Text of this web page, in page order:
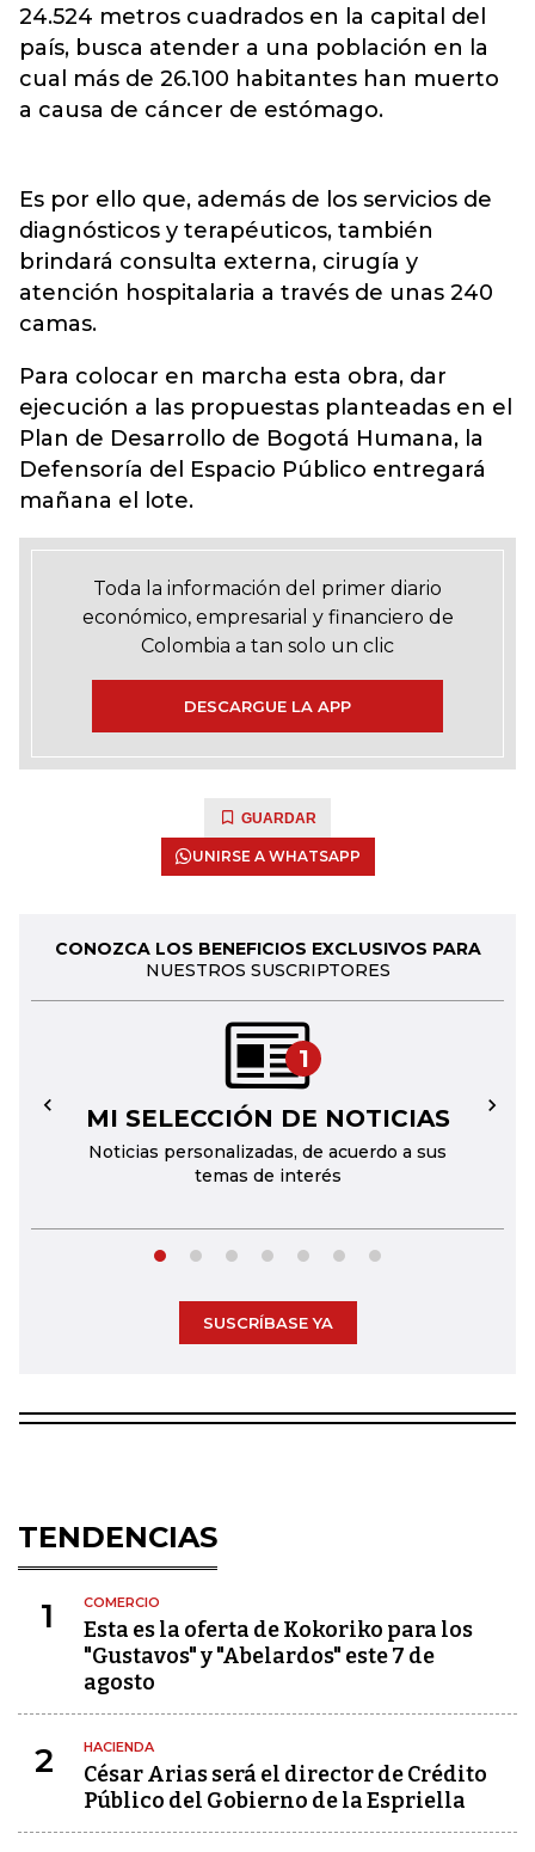
24.524 metros cuadrados en la capital del
país, busca atender a una población en la
cual más de 26.100 habitantes han muerto
a causa de cáncer de estómago.
Es por ello que, además de los servicios de
diagnósticos y terapéuticos, también
brindará consulta externa, cirugía y
atención hospitalaria a través de unas 240
camas.
Para colocar en marcha esta obra, dar
ejecución a las propuestas planteadas en el
Plan de Desarrollo de Bogotá Humana, la
Defensoría del Espacio Público entregará
mañana el lote.
Toda la información del primer diario
económico, empresarial y financiero de
Colombia a tan solo un clic
DESCARGUE LA APP
GUARDAR
UNIRSE A WHATSAPP
CONOZCA LOS BENEFICIOS EXCLUSIVOS PARA
NUESTROS SUSCRIPTORES
1
MI SELECCIÓN DE NOTICIAS
Noticias personalizadas, de acuerdo a sus
temas de interés
← →
SUSCRÍBASE YA
TENDENCIAS
1 COMERCIO
Esta es la oferta de Kokoriko para los
"Gustavos" y "Abelardos" este 7 de
agosto
2 HACIENDA
César Arias será el director de Crédito
Público del Gobierno de la Espriella